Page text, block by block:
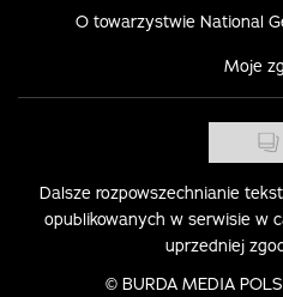
O towarzystwie National
Moje
Dalsze rozpowszechnianie
opublikowanych w serwisie w
uprzedniej
© BURDA MEDIA